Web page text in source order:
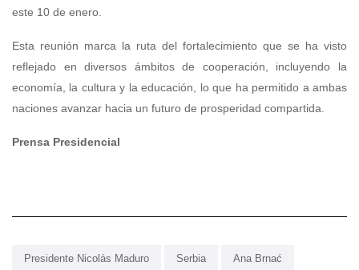
este 10 de enero.
Esta reunión marca la ruta del fortalecimiento que se ha visto
reflejado en diversos ámbitos de cooperación, incluyendo la
economía, la cultura y la educación, lo que ha permitido a ambas
naciones avanzar hacia un futuro de prosperidad compartida.
Prensa Presidencial
Presidente Nicolás Maduro Serbia Ana Brnać